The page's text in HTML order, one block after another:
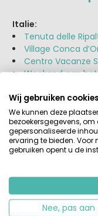
Italie:
Tenuta delle
Village Conca
Centro Vacanze
Weekend aan
Molino a Fuoco
La Rocca,
Barco Reale in
Country House Il
Orlando in Chianti
Les Ranchisses
Domaine Le Midi
Pomport Beach
Wij gebruiken cookies
We kunnen deze
bezoekersgegevens, om
gepersonaliseerde
ervaring te bieden. Voor
gebruiken opent u de
Nee, pas aan